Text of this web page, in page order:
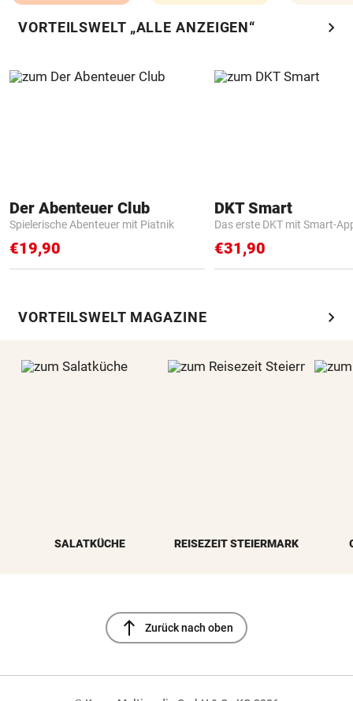
VORTEILSWELT „ALLE ANZEIGEN“ chevron_right
Der Abenteuer Club
Spielerische Abenteuer mit Piatnik
€19,90
DKT Smart
Das erste DKT mit Smart-
€31,90
VORTEILSWELT MAGAZINE chevron_right
SALATKÜCHE REISEZEIT STEIERMARK
north Zurück nach oben